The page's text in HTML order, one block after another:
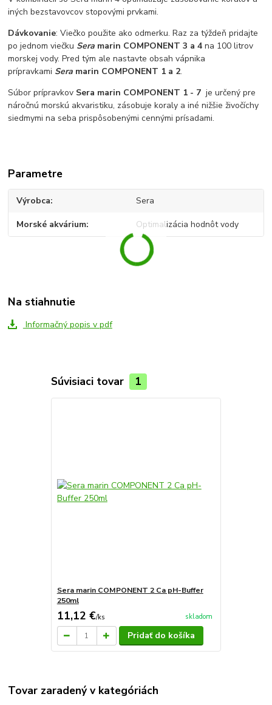
iných bezstavovcov stopovými prvkami.
Dávkovanie: Viečko použite ako odmerku. Raz za týždeň pridajte
po jednom viečku Sera marin COMPONENT 3 a 4 na 100 litrov
morskej vody. Pred tým ale nastavte obsah vápnika
prípravkami Sera marin COMPONENT 1 a 2.
Súbor prípravkov Sera marin COMPONENT 1 - 7je určený pre
náročnú morskú akvaristiku, zásobuje koraly a iné nižšie živočíchy
siedmymi na seba prispôsobenými cennými prísadami.
Parametre
Výrobca Sera
Morské akvárium Optimalizácia hodnôt vody
Na stiahnutie
Informačný popis v pdf
Súvisiaci tovar 1
Sera marin COMPONENT 2 Ca pH-Buffer
250ml
11,12 €/ks skladom
Pridať do košíka
Tovar zaradený v kategóriách